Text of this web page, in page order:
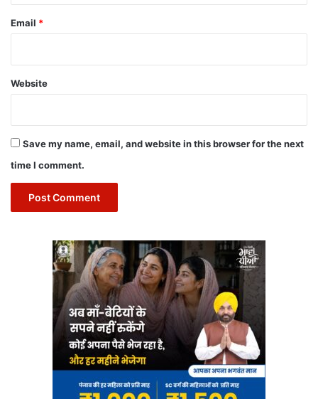
Email *
Website
Save my name, email, and website in this browser for the next
time I comment.